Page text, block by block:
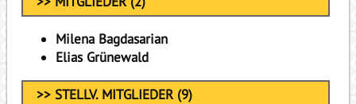
Milena Bagdasarian
Elias Grünewald
>> STELLV. MITGLIEDER (9)